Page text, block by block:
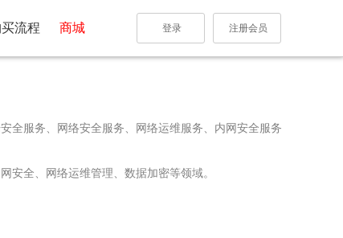
流程 商城 登录 注册会员
全服务、网络安全服务、网络运维服务、内网安全服务
安全、网络运维管理、数据加密等领域。